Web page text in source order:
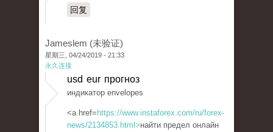
回复
Jameslem (未验证)
星期三, 04/24/2019 - 21:33
永久连接
usd eur прогноз
индикатор envelopes
<a href= https://www.instaforex.com/ru/forex-
news/2134853.html>найти предел онлайн